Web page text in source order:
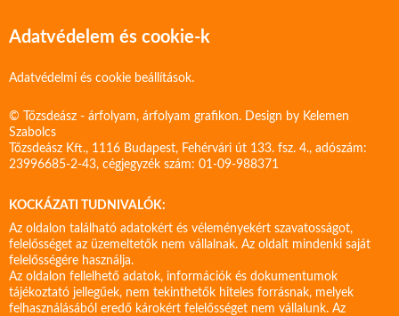
Adatvédelem és cookie-k
Adatvédelmi és cookie beállítások.
© Tőzsdeász - árfolyam, árfolyam grafikon. Design by Kelemen
Szabolcs
Tőzsdeász Kft., 1116 Budapest, Fehérvári út 133. fsz. 4., adószám:
23996685-2-43, cégjegyzék szám: 01-09-988371
KOCKÁZATI TUDNIVALÓK:
Az oldalon található adatokért és véleményekért szavatosságot,
felelősséget az üzemeltetők nem vállalnak. Az oldalt mindenki saját
felelősségére használja.
Az oldalon fellelhető adatok, információk és dokumentumok
tájékoztató jellegűek, nem tekinthetők hiteles forrásnak, melyek
felhasználásából eredő károkért felelősséget nem vállalunk. Az